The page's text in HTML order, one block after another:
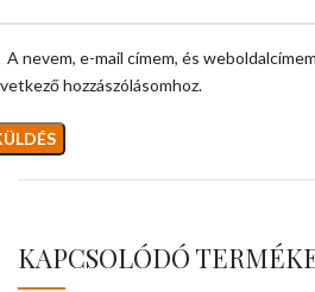
A nevem, e-mail címem, és
hozzászólásomhoz.
KAPCSOLÓDÓ